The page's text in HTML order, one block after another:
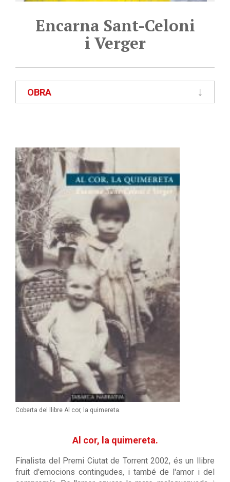
Encarna Sant-Celoni
i Verger
OBRA
Coberta del llibre Al cor, la quimereta.
Al cor, la quimereta.
Finalista del Premi Ciutat de Torrent 2002, és un llibre
fruit d'emocions contingudes, i també de l'amor i del